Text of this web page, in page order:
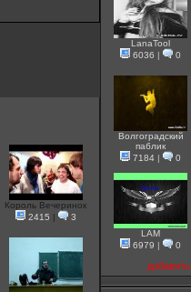
Король Вечеринок
2415 | 3
LanaTool
6036 | 0
Волгоградский
паблик
7184 | 0
LAM
6979 | 0
добавить